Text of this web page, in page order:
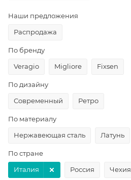
Наши предложения
Распродажа
По бренду
Veragio
Migliore Fixsen
По дизайну
Современный
Ретро
По материалу
Нержавеющая сталь
Латунь
По стране
Россия
Чехия
Италия